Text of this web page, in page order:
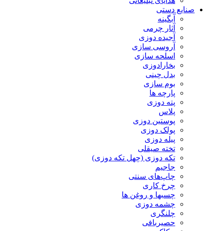
صنایع دستی
آبگینه
آثار چرمی
آجیده دوزی
آروسی سازی
اسلحه سازی
بخارادوزی
بدل چینی
بوم سازی
پارچه ها
پته دوزی
پلاس
پوستین دوزی
پولک دوزی
پیله دوزی
تخته صیقلی
تکه دوزی (چهل تکه دوزی)
جاجیم
چاپ‌های سنتی
چرخ کاری
چسبها و روغن ها
چشمه دوزی
چلنگری
حصیربافی